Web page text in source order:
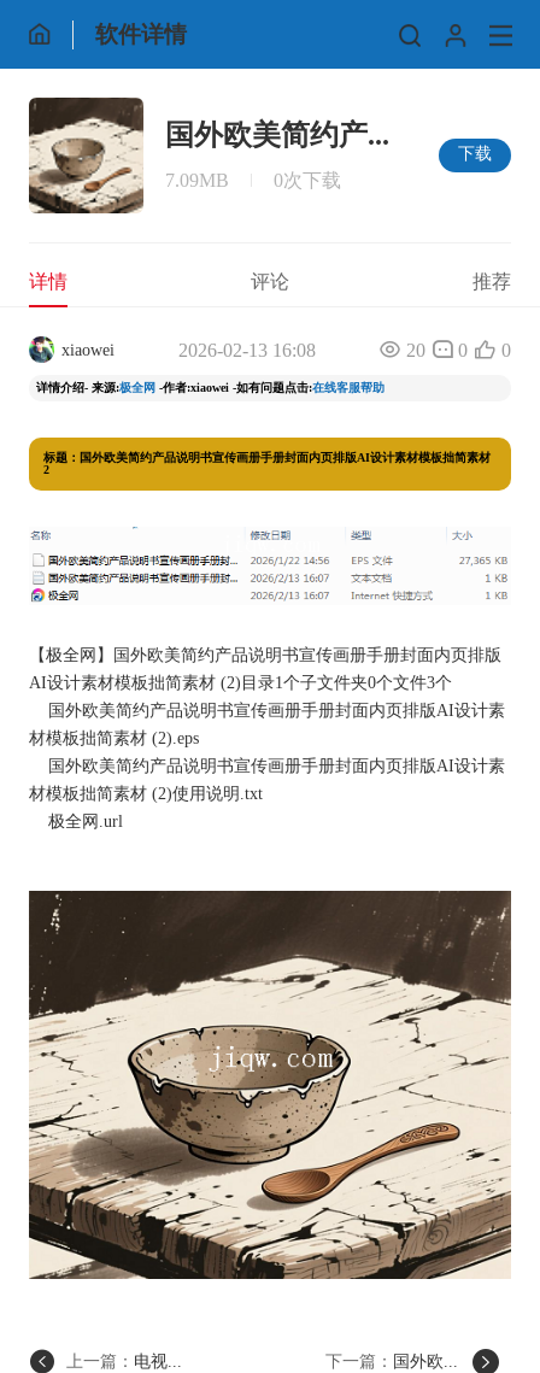
软件详情
国外欧美简约产...
7.09MB 0次下载
下载
详情 评论 推荐
xiaowei 2026-02-13 16:08 20 0 0
详情介绍- 来源:极全网 -作者:xiaowei -如有问题点击:在线客服帮助
标题：国外欧美简约产品说明书宣传画册手册封面内页排版AI设计素材模板拙简素材
2
【极全网 】国外欧美简约产品说明书宣传画册手册封面内页排版
AI设计素材模板拙简素材 (2)目录1个子文件夹0个文件3个
国外欧美简约产品说明书宣传画册手册封面内页排版AI设计素
材模板拙简素材 (2).eps
国外欧美简约产品说明书宣传画册手册封面内页排版AI设计素
材模板拙简素材 (2)使用说明.txt
极全网 .url
上一篇： 电视... 下一篇： 国外欧...